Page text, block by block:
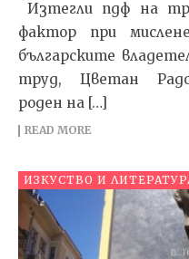
Изтегли пдф на
фактор при
българските
труд, Цветан
роден на […]
READ MORE
ИЗКУСТВО И